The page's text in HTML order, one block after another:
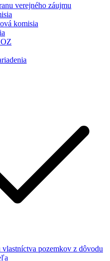
verejného záujmu
komisia
vlastníctva pozemkov z dôvodu